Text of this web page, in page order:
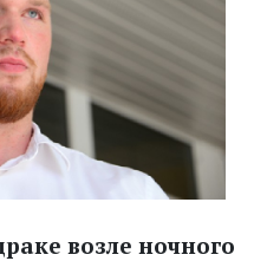
возле ночного